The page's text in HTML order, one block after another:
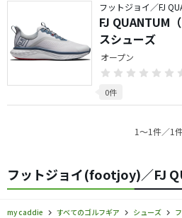
フットジョイ／FJ
FJ QUANTUM
スシューズ
オープン
0件
1〜1件／1
フットジョイ(footjoy)／FJ
my caddie すべてのゴルフギア シューズ